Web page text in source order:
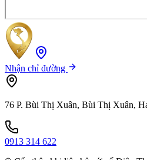
Nhận chỉ đường
76 P. Bùi Thị Xuân, Bùi Thị Xuân,
0913 314 622